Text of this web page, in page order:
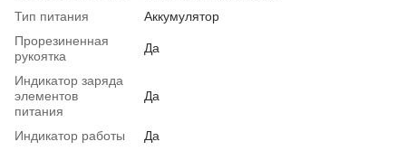
Тип питания
Аккумулятор
Прорезиненная
рукоятка
Да
Индикатор заряда
элементов
питания
Да
Индикатор работы
Да